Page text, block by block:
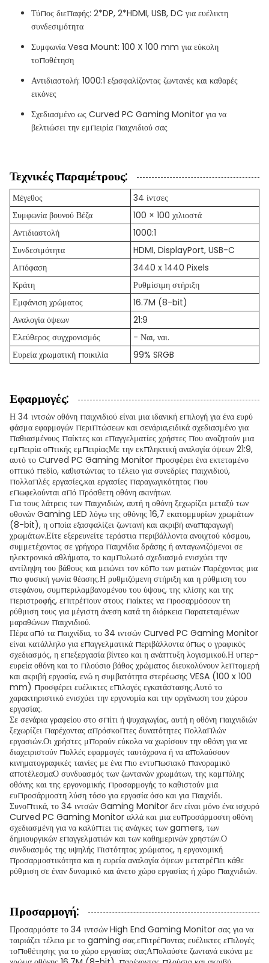
Τύπος διεπαφής: 2*DP, 2*HDMI, USB, DC για ευέλικτη
συνδεσιμότητα
Συμφωνία Vesa Mount: 100 X 100 mm για εύκολη
τοποθέτηση
Αντιδιαστολή: 1000:1 εξασφαλίζοντας ζωντανές και καθαρές
εικόνες
Σχεδιασμένο ως Curved PC Gaming Monitor για να
βελτιώσει την εμπειρία παιχνιδιού σας
Τεχνικές παραμέτρους:
Μέγεθος
34 ίντσες
Συμφωνία βουνού Βέζα
100 × 100 χιλιοστά
Αντιδιαστολή
1000:1
Συνδεσιμότητα
HDMI, DisplayPort, USB-C
Απόφαση
3440 x 1440 Pixels
Κράτη
Ρυθμίσιμη στήριξη
Εμφάνιση χρώματος
16.7M (8-bit)
Αναλογία όψεων
21:9
Ελεύθερος συγχρονισμός
- Ναι, ναι.
Ευρεία χρωματική ποικιλία
99% SRGB
Εφαρμογές:
Η 34 ιντσών οθόνη παιχνιδιού είναι μια ιδανική επιλογή για ένα ευρύ
φάσμα εφαρμογών περιπτώσεων και σενάρια,ειδικά σχεδιασμένο για
παθιασμένους παίκτες και επαγγελματίες χρήστες που αναζητούν μια
εμπειρία οπτικής εμπειρίαςΜε την εκπληκτική αναλογία όψεων 21:9,
αυτό το Curved PC Gaming Monitor προσφέρει ένα εκτεταμένο
οπτικό πεδίο, καθιστώντας το τέλειο για συνεδρίες παιχνιδιού,
πολλαπλές εργασίες,και εργασίες παραγωγικότητας που
επωφελούνται από πρόσθετη οθόνη ακινήτων.
Για τους λάτρεις των παιχνιδιών, αυτή η οθόνη ξεχωρίζει μεταξύ των
οθονών Gaming LED λόγω της οθόνης 16,7 εκατομμυρίων χρωμάτων
(8-bit), η οποία εξασφαλίζει ζωντανή και ακριβή αναπαραγωγή
χρωμάτων.Είτε εξερευνείτε τεράστια περιβάλλοντα ανοιχτού κόσμου,
συμμετέχοντας σε γρήγορα παιχνίδια δράσης ή ανταγωνιζόμενοι σε
ηλεκτρονικά αθλήματα, το καμπυλωτό σχεδιασμό ενισχύει την
αντίληψη του βάθους και μειώνει τον κόπο των ματιών παρέχοντας μια
πιο φυσική γωνία θέασης.Η ρυθμιζόμενη στήριξη και η ρύθμιση του
στεφάνου, συμπεριλαμβανομένου του ύψους, της κλίσης και της
περιστροφής, επιτρέπουν στους παίκτες να προσαρμόσουν τη
ρύθμιση τους για μέγιστη άνεση κατά τη διάρκεια παρατεταμένων
μαραθώνων παιχνιδιού.
Πέρα από τα παιχνίδια, το 34 ιντσών Curved PC Gaming Monitor
είναι κατάλληλο για επαγγελματικά περιβάλλοντα όπως ο γραφικός
σχεδιασμός, η επεξεργασία βίντεο και η ανάπτυξη λογισμικού.Η υπερ-
ευρεία οθόνη και το πλούσιο βάθος χρώματος διευκολύνουν λεπτομερή
και ακριβή εργασία, ενώ η συμβατότητα στερέωσης VESA (100 x 100
mm) προσφέρει ευέλικτες επιλογές εγκατάστασης.Αυτό το
χαρακτηριστικό ενισχύει την εργονομία και την οργάνωση του χώρου
εργασίας.
Σε σενάρια γραφείου στο σπίτι ή ψυχαγωγίας, αυτή η οθόνη παιχνιδιών
ξεχωρίζει παρέχοντας απρόσκοπτες δυνατότητες πολλαπλών
εργασιών.Οι χρήστες μπορούν εύκολα να χωρίσουν την οθόνη για να
διαχειριστούν πολλές εφαρμογές ταυτόχρονα ή να απολαύσουν
κινηματογραφικές ταινίες με ένα πιο εντυπωσιακό πανοραμικό
αποτέλεσμαΟ συνδυασμός των ζωντανών χρωμάτων, της καμπύλης
οθόνης και της εργονομικής προσαρμογής το καθιστούν μια
ευπροσάρμοστη λύση τόσο για εργασία όσο και για παιχνίδι.
Συνοπτικά, το 34 ιντσών Gaming Monitor δεν είναι μόνο ένα ισχυρό
Curved PC Gaming Monitor αλλά και μια ευπροσάρμοστη οθόνη
σχεδιασμένη για να καλύπτει τις ανάγκες των gamers, των
δημιουργικών επαγγελματιών και των καθημερινών χρηστών.Ο
συνδυασμός της υψηλής πιστότητας χρώματος, η εργονομική
προσαρμοστικότητα και η ευρεία αναλογία όψεων μετατρέπει κάθε
ρύθμιση σε έναν δυναμικό και άνετο χώρο εργασίας ή χώρο παιχνιδιών.
Προσαρμογή:
Προσαρμόστε το 34 ιντσών High End Gaming Monitor σας για να
ταιριάζει τέλεια με το gaming σας.επιτρέποντας ευέλικτες επιλογές
τοποθέτησης για το χώρο εργασίας σαςΑπολαύστε ζωντανά εικόνα με